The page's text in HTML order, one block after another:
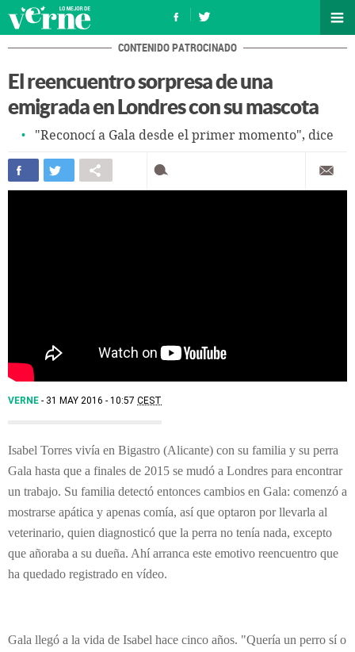
CONTENIDO PATROCINADO
El reencuentro sorpresa de una
emigrada en Londres con su mascota
"Reconocí a Gala desde el primer momento", dice
VERNE 31 MAY 2016 - 10:57 CEST
Isabel Torres vivía en Bigastro (Alicante) con su familia y su perra
Gala hasta que a finales de 2015 se mudó a Londres para encontrar
un trabajo. Su familia detectó entonces cambios en Gala: comenzó a
mostrarse apática y apenas comía, así que optaron por llevarla al
veterinario, quien diagnosticó que la perra no tenía nada, excepto
que añoraba a su dueña. Ahí arranca este emotivo reencuentro que
ha quedado registrado en vídeo.
Gala llegó a la vida de Isabel hace cinco años. "Quería un perro sí o